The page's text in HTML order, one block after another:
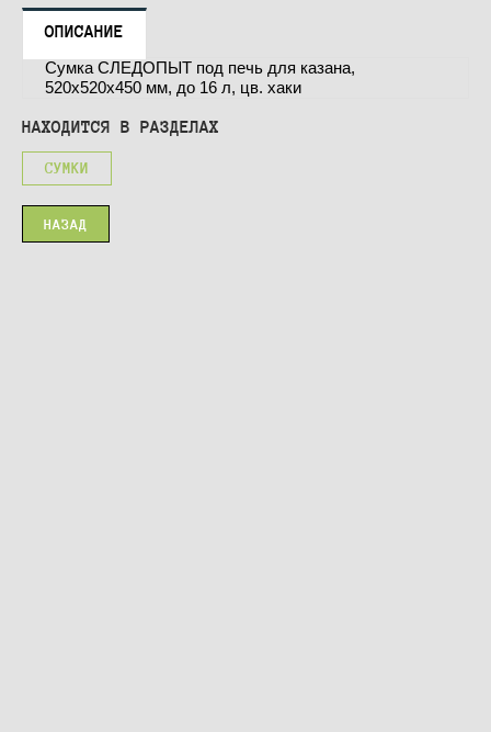
ОПИСАНИЕ
Сумка СЛЕДОПЫТ под печь для казана,
520х520х450 мм, до 16 л, цв. хаки
НАХОДИТСЯ В РАЗДЕЛАХ
СУМКИ
НАЗАД